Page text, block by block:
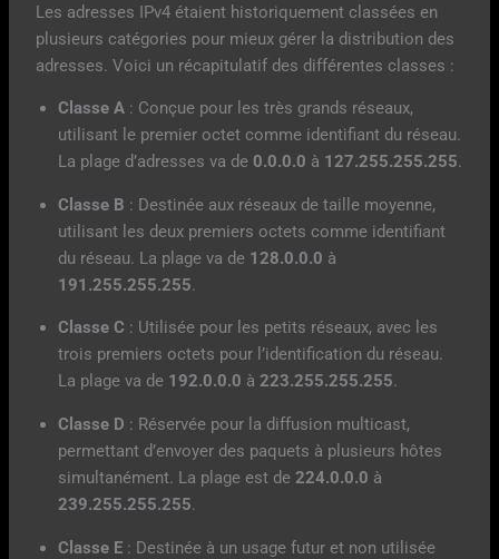
Les adresses IPv4 étaient historiquement classées en
plusieurs catégories pour mieux gérer la distribution des
adresses. Voici un récapitulatif des différentes classes :
Classe A : Conçue pour les très grands réseaux,
utilisant le premier octet comme identifiant du réseau.
La plage d’adresses va de 0.0.0.0 à 127.255.255.255.
Classe B : Destinée aux réseaux de taille moyenne,
utilisant les deux premiers octets comme identifiant
du réseau. La plage va de 128.0.0.0 à
191.255.255.255.
Classe C : Utilisée pour les petits réseaux, avec les
trois premiers octets pour l’identification du réseau.
La plage va de 192.0.0.0 à223.255.255.255.
Classe D : Réservée pour la diffusion multicast,
permettant d’envoyer des paquets à plusieurs hôtes
simultanément. La plage est de224.0.0.0 à
239.255.255.255.
Classe E : Destinée à un usage futur et non utilisée